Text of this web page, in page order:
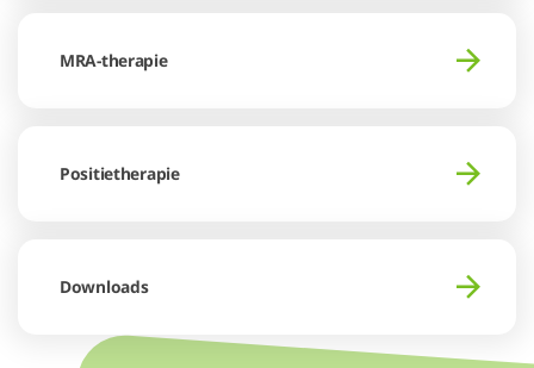
MRA-therapie
Positietherapie
Downloads